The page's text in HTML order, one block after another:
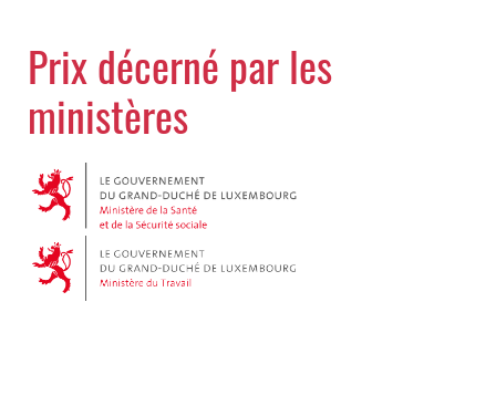
Prix décerné par les
ministères